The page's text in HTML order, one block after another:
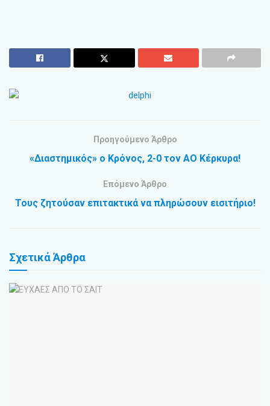
Προηγούμενο Άρθρο
«Διαστημικός» ο Κρόνος, 2-0 τον ΑΟ Κέρκυρα!
Επόμενο Άρθρο
Τους ζητούσαν επιτακτικά να πληρώσουν εισιτήριο!
ΣχετικάΆρθρα